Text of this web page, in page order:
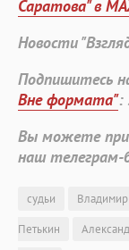
Саратова" в
Новости
Подпишитесь
Вне формата":
Вы можете
наш
судьи
Петькин